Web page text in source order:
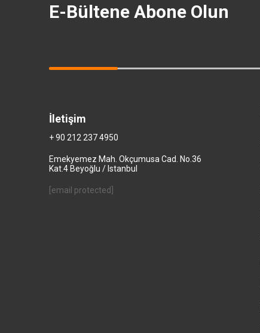
E-Bültene Abone Olun
İletişim
+ 90 212 237 4950
Emekyemez Mah. Okçumusa Cad. No.36
Kat.4 Beyoğlu / Istanbul
[email protected]